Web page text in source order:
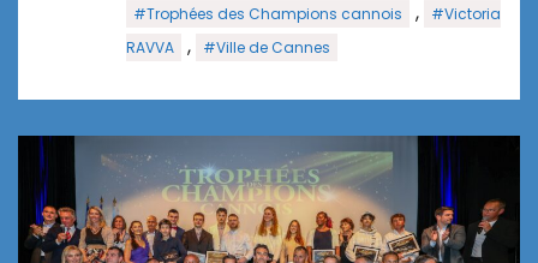
#Trophées des Champions cannois ,
#Victoria
RAVVA
, #Ville de Cannes